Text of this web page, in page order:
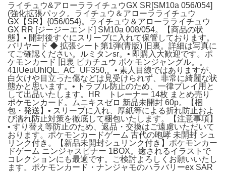
ライチュウ&アローラライチュウGX SR[SM10a 056/054]
(強化拡張パック。ライチュウ＆アローラライチュウ
GX【SR】{056/054}。ライチュウ＆アローラライチュウ
GX RR [ジージーエンド] SM10a 008/054。【商品の状
態】• 開封後すぐにスリーブに入れて保管しております。
バリヤード ◆ 拡張シート第1弾(青版) 旧裏。詳細は写真に
てご確認ください。ルミタンsr。• 即購入大歓迎です。ポ
ケモンカード 旧裏 ピカチュウ ポケモンジャングル。。
41IUeuUhIQL._AC_UF350,。• 素人目線ではありますが、
白欠けや目立った傷などは見受けられず、非常に綺麗な状
態かと思います。• トラブル防止のため、一律プレイ用と
して出品いたします。HR トレーナー 14枚 まとめ売り
ポケモンカード。ムニキスゼロ 新品未開封 60p。【梱
包・発送】• スリーブに入れ、厚紙等による折れ防止およ
び濡れ防止対策を徹底して梱包いたします。【注意事項】
• すり替え等防止のため、返品・交換はご遠慮いただいて
おります。ポケモンカードゲーム 古代の咆哮 未開封 シュ
リンク付き。【新品未開封シュリンク付き】ポケモンカー
ドゲーム ニンジャスピナー 1BOX。癒されるイラストで
コレクションにも最適です。ご検討よろしくお願いいたし
ます。ポケモンカード・ナンジャモのハラバリーex SAR